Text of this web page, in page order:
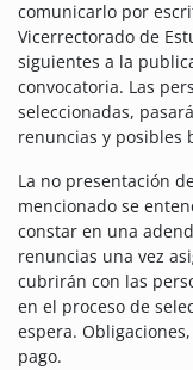
comunicarlo por
Vicerrectorado de
siguientes a la
convocatoria. Las
seleccionadas,
renuncias y posibles
La no presentación
mencionado se
constar en una
renuncias una vez
cubrirán con las
en el proceso de
espera.
pago.